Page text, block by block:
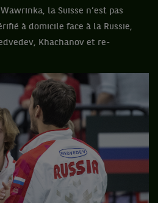
la Suisse n’est pas
à domicile face à la Russie,
Khachanov et re-